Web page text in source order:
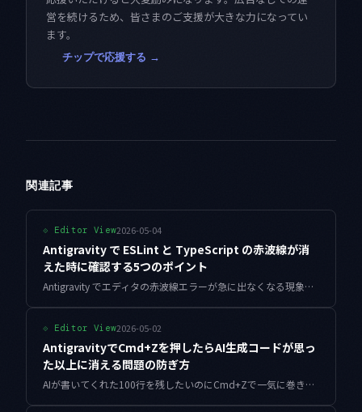
営を続けるため、皆さまのご支援が大きな力になってい
ます。
チップで応援する →
関連記事
⟐ Editor View2026-05-04
Antigravity で ESLint と TypeScript の赤波線が消
えた時に確認する5つのポイント
Antigravity でエディタの赤波線エラーが急に出なくなる現象の原因を、症状別に5つの視点で診断する手順をまとめました。TypeScript Server再起動から AI が触った tsconfig の復元まで実用本位で解説します。
⟐ Editor View2026-05-02
AntigravityでCmd+Zを押したらAI生成コードが思っ
た以上に消える問題の防ぎ方
AIが書いてくれた100行を残したいのにCmd+Zで一気に巻き戻った、その経験を持つ人へ。Antigravityで起きる「Undoのまとめ消し」を、原因と防止策と復旧手順の3段階で整理します。